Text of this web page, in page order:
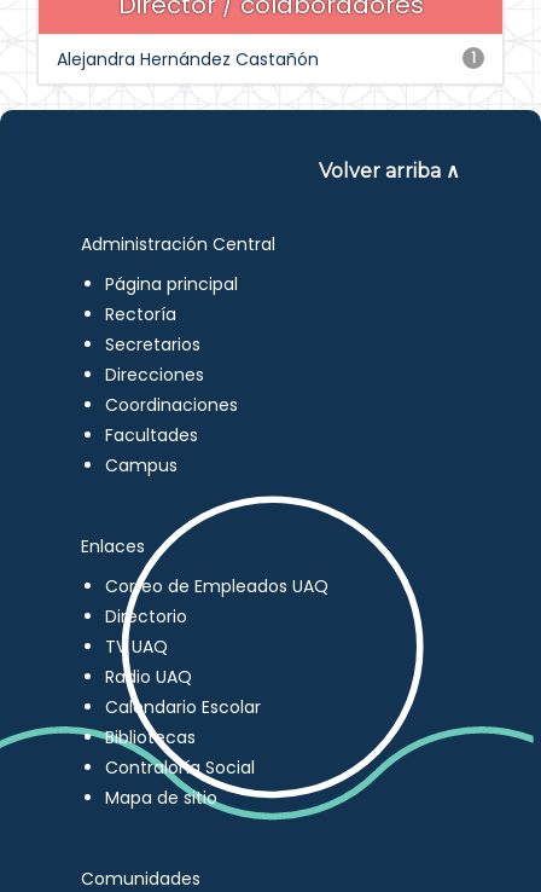
1
Alejandra Hernández Castañón
Volver arriba ∧
Administración Central
Página principal
Rectoría
Secretarios
Direcciones
Coordinaciones
Facultades
Campus
Enlaces
Correo de Empleados UAQ
Directorio
TV UAQ
Radio UAQ
Calendario Escolar
Bibliotecas
Contraloría Social
Mapa de sitio
Comunidades